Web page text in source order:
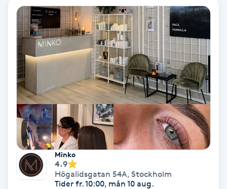
Herrklippning
HIFU
Hollywood Peel
Hot Stone Massage
Hot yoga
Hudföryngring
Huduppstramning
Minko
4.9
Högalidsgatan 54A, Stockholm
Tider fr. 10:00, mån 10 aug.